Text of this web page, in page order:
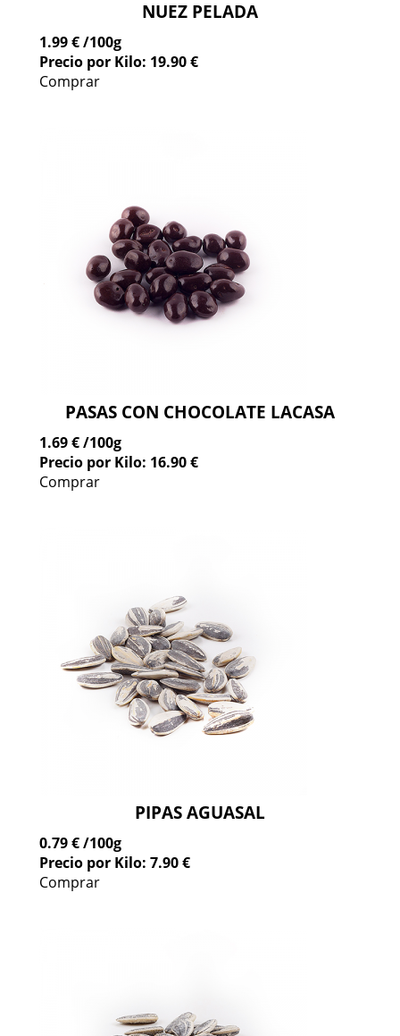
NUEZ PELADA
1.99 €/100g
Precio por Kilo: 19.90 €
Comprar
PASAS CON CHOCOLATE LACASA
1.69 €/100g
Precio por Kilo: 16.90 €
Comprar
PIPAS AGUASAL
0.79 €/100g
Precio por Kilo: 7.90 €
Comprar